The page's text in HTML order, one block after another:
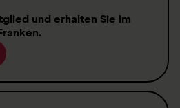
und erhalten Sie im
.